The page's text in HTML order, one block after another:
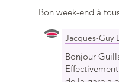
Bon week-end à
Jacques-Guy
Bonjour